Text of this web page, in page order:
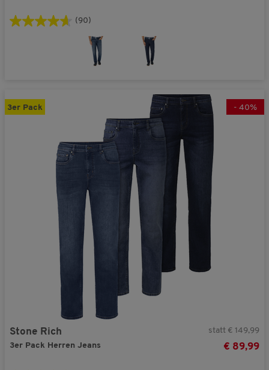
(90)
3er Pack - 40%
Stone Rich
3er Pack Herren Jeans
statt € 149,99
€ 89,99